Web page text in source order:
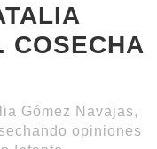
COSECHA
Gómez Navajas,
opiniones